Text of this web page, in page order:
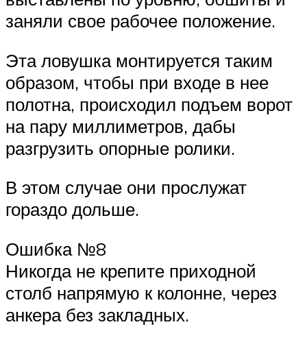
заняли свое рабочее положение.
Эта ловушка монтируется таким
образом, чтобы при входе в нее
полотна, происходил подъем ворот
на пару миллиметров, дабы
разгрузить опорные ролики.
В этом случае они прослужат
гораздо дольше.
Ошибка №8
Никогда не крепите приходной
столб напрямую к колонне, через
анкера без закладных.